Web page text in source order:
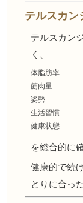
テルスカン
テルスカン
く、
体脂肪率
筋肉量
姿勢
生活習慣
健康状態
を総合的に
健康的で続
とりに合っ